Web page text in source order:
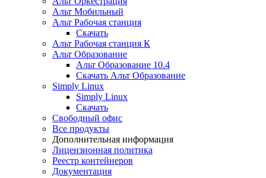
Альт Мобильный
Альт Рабочая станция
Скачать
Альт Рабочая станция К
Альт Образование
Альт Образование 10.4
Скачать Альт Образование
Simply Linux
Simply Linux
Скачать
Свободный офис
Все продукты
Дополнительная информация
Лицензионная политика
Реестр контейнеров
Документация